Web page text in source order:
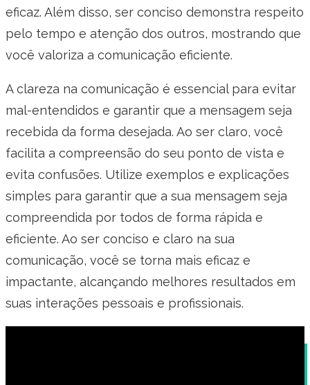
eficaz. Além disso, ser conciso demonstra respeito
pelo tempo e atenção dos outros, mostrando que
você valoriza a comunicação eficiente.
A clareza na comunicação é essencial para evitar
mal-entendidos e garantir que a mensagem seja
recebida da forma desejada. Ao ser claro, você
facilita a compreensão do seu ponto de vista e
evita confusões. Utilize exemplos e explicações
simples para garantir que a sua mensagem seja
compreendida por todos de forma rápida e
eficiente. Ao ser conciso e claro na sua
comunicação, você se torna mais eficaz e
impactante, alcançando melhores resultados em
suas interações pessoais e profissionais.